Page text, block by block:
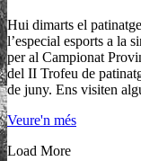
Hui dimarts el
l’especial esports a la
per al Campionat
del II Trofeu de
de juny. Ens visiten
Veure'n més
Load More